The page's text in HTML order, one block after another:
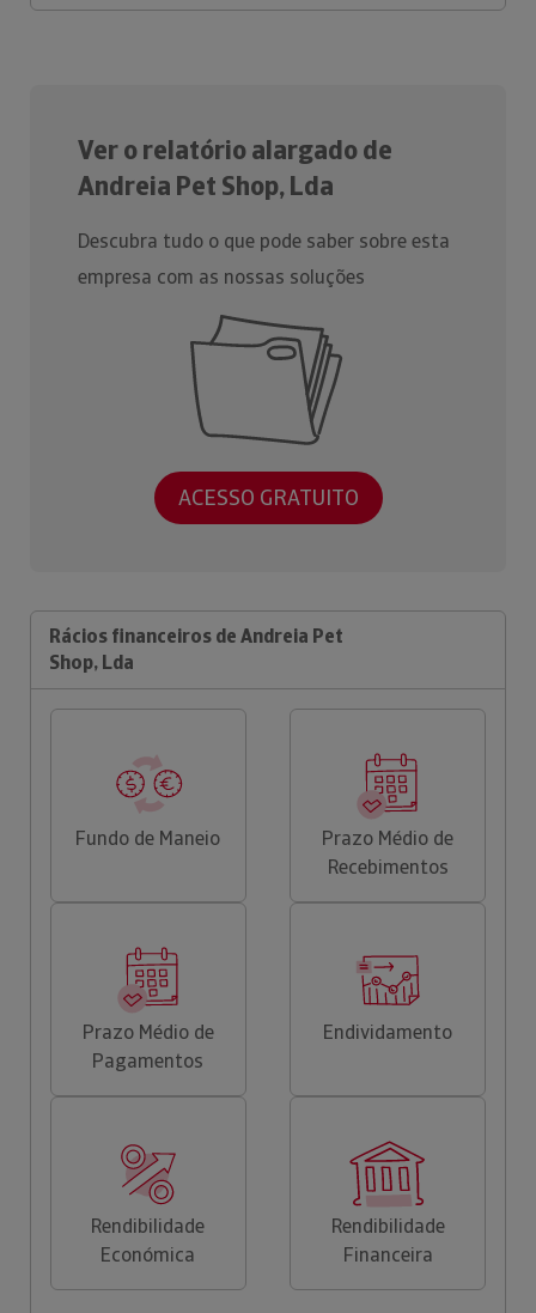
Ver o relatório alargado de
Andreia Pet Shop, Lda
Descubra tudo o que pode saber sobre esta
empresa com as nossas soluções
ACESSO GRATUITO
Rácios financeiros de Andreia Pet
Shop, Lda
Fundo de Maneio
Prazo Médio de
Recebimentos
Prazo Médio de
Pagamentos
Endividamento
Rendibilidade
Económica
Rendibilidade
Financeira